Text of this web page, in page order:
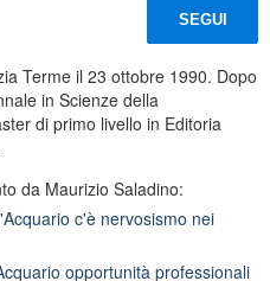
SEGUI
Terme il 23 ottobre 1990. Dopo
in Scienze della
di primo livello in Editoria
da Maurizio Saladino:
c'è nervosismo nei
opportunità professionali